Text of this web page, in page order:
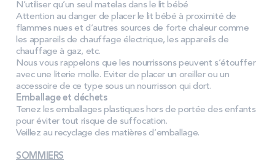
Technologie bultex
Nos engagements
Storelocator
ContactMon compte
N’utiliser qu’un seul matelas dans le lit bébé
Attention au danger de placer le lit bébé à proximité de
flammes nues et d’autres sources de forte chaleur comme
les appareils de chauffage électrique, les appareils de
chauffage à gaz, etc.
Nous vous rappelons que les nourrissons peuvent s’étouffer
avec une literie molle. Eviter de placer un oreiller ou un
accessoire de ce type sous un nourrisson qui dort.
Emballage et déchets
Tenez les emballages plastiques hors de portée des enfants
pour éviter tout risque de suffocation.
Veillez au recyclage des matières d’emballage.
SOMMIERS